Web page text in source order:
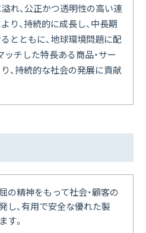
れ、公正かつ透明性の高い連
り、持続的に成長し、中長期
とともに、地球環境問題に配
ッチした特長ある商品・サー
、持続的な社会の発展に貢献
の精神をもって社会・顧客の
し、有用で安全な優れた製
す。
Close